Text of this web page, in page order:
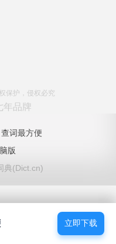
保护，侵权必究
年品牌
词最方便
版
典(Dict.cn)
立即下载
立即下载